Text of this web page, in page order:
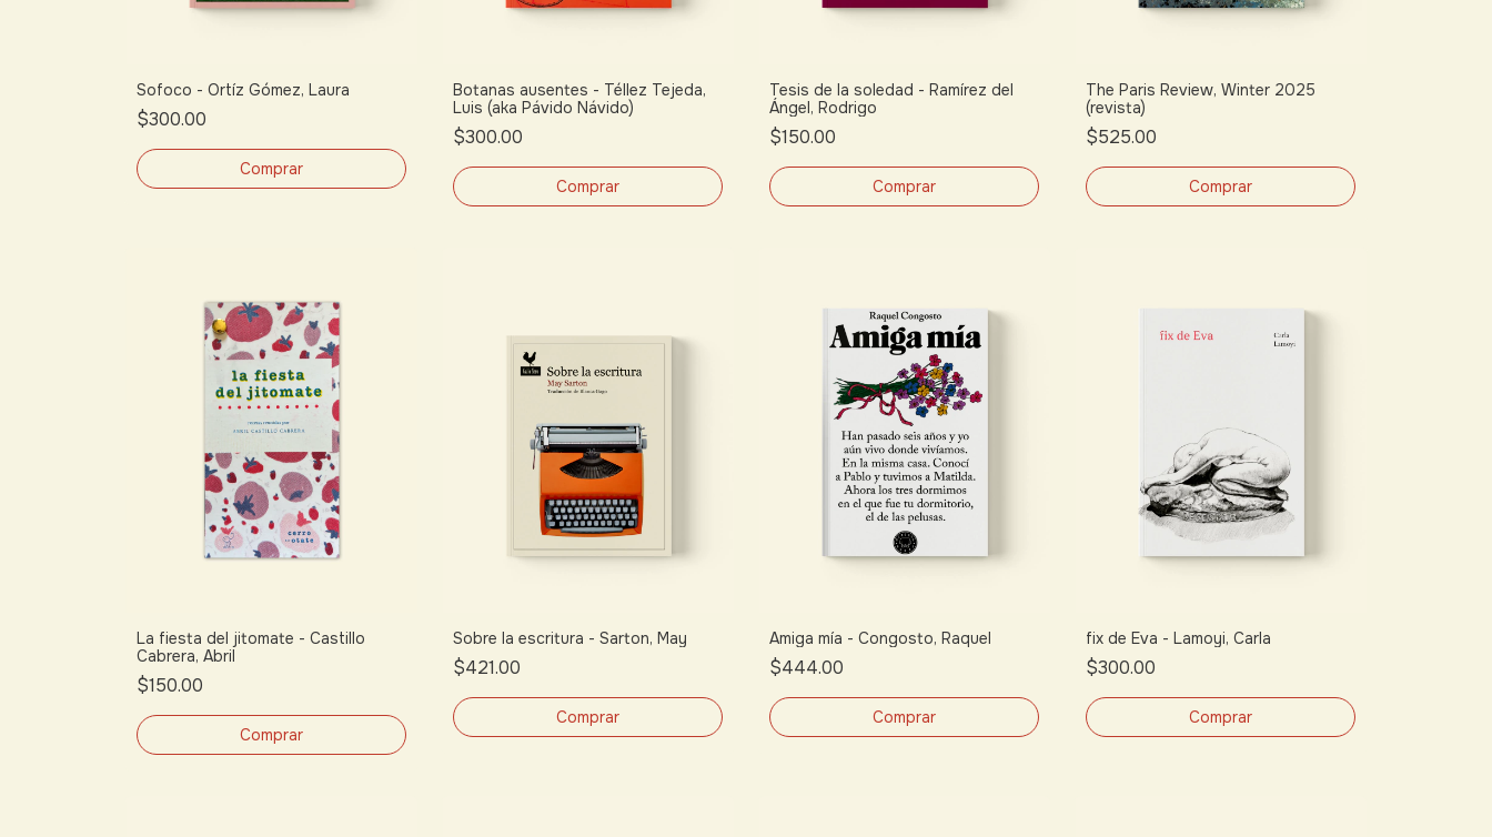
Sofoco - Ortíz Gómez, Laura
$300.00
Botanas ausentes - Téllez Tejeda,
Luis (aka Pávido Návido)
$300.00
Tesis de la soledad - Ramírez del
Ángel, Rodrigo
$150.00
The Paris Review, Winter 2025
(revista)
$525.00
La fiesta del jitomate - Castillo
Cabrera, Abril
$150.00
Sobre la escritura - Sarton, May
$421.00
Amiga mía - Congosto, Raquel
$444.00
fix de Eva - Lamoyi, Carla
$300.00